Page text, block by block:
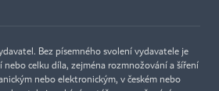
Bez písemného svolení vydavatele je
celku díla, zejména rozmnožování a šíření
nebo elektronickým, v českém nebo